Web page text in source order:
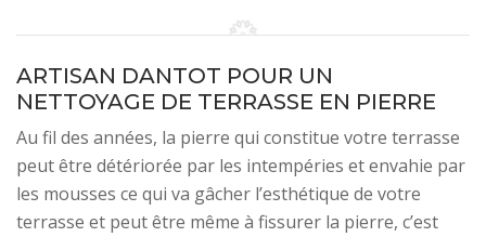
ARTISAN DANTOT POUR UN
NETTOYAGE DE TERRASSE EN PIERRE
Au fil des années, la pierre qui constitue votre terrasse
peut être détériorée par les intempéries et envahie par
les mousses ce qui va gâcher l’esthétique de votre
terrasse et peut être même à fissurer la pierre, c’est